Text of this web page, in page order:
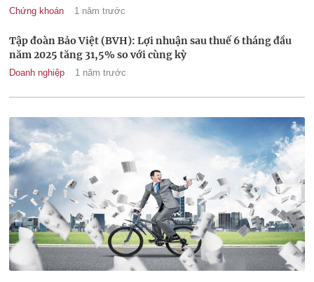
Chứng khoán 1 năm trước
Tập đoàn Bảo Việt (BVH): Lợi nhuận sau thuế 6 tháng đầu
năm 2025 tăng 31,5% so với cùng kỳ
Doanh nghiệp 1 năm trước